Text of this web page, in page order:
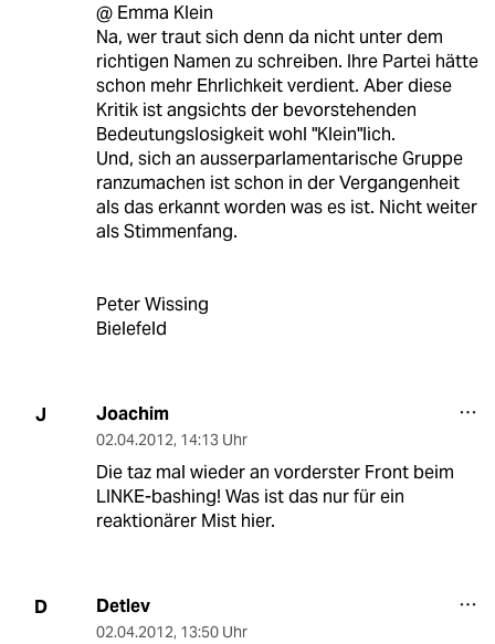
@ Emma Klein
Na, wer traut sich denn da nicht unter dem
richtigen Namen zu schreiben. Ihre Partei hätte
schon mehr Ehrlichkeit verdient. Aber diese
Kritik ist angsichts der bevorstehenden
Bedeutungslosigkeit wohl "Klein"lich.
Und, sich an ausserparlamentarische Gruppe
ranzumachen ist schon in der Vergangenheit
als das erkannt worden was es ist. Nicht weiter
als Stimmenfang.
Peter Wissing
Bielefeld
J Joachim
02.04.2012, 14:13 Uhr
Die taz mal wieder an vorderster Front beim
LINKE-bashing! Was ist das nur für ein
reaktionärer Mist hier.
D Detlev
02.04.2012, 13:50 Uhr